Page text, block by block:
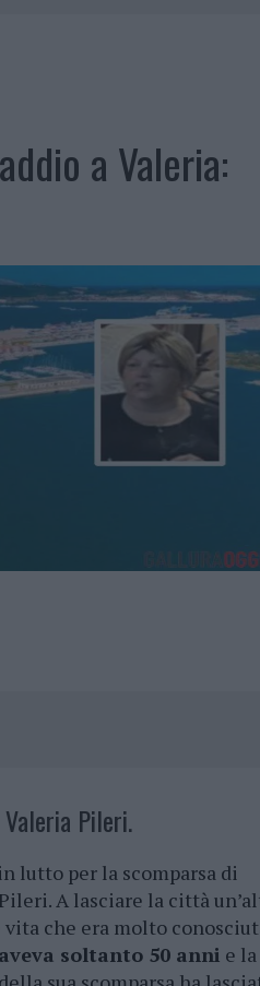
a Valeria:
Pileri.
lutto per la scomparsa di
A lasciare la città
vita che era molto
aveva soltanto 50 anni e la